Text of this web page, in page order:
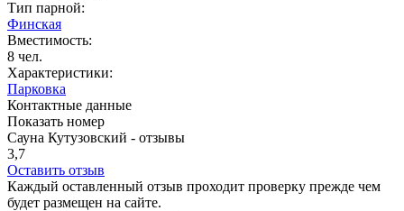
Тип парной:
Финская
Вместимость:
8 чел.
Характеристики:
Парковка
Контактные данные
Показать номер
Сауна Кутузовский - отзывы
3,7
Оставить отзыв
Каждый оставленный отзыв проходит проверку прежде чем
будет размещен на сайте.